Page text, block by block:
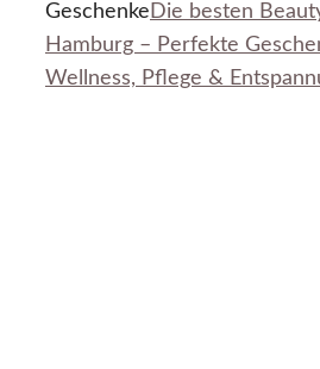
Geschenke Die besten
Hamburg – Perfekte
Wellness, Pflege &